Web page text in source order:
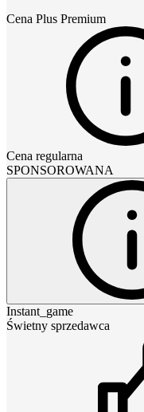
Cena Plus Premium
Cena regularna
SPONSOROWANA
Instant_game
Świetny sprzedawca